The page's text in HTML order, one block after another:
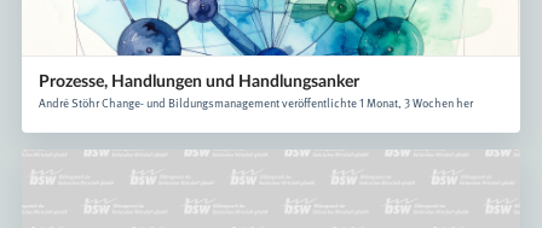
Prozesse, Handlungen und Handlungsanker
André Stöhr Change- und Bildungsmanagement veröffentlichte 1 Monat, 3 Wochen her